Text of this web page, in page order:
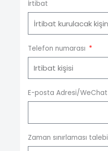
İrtibat
Telefon numarası
E-posta Adresi/WeChat
Zaman sınırlaması talebi